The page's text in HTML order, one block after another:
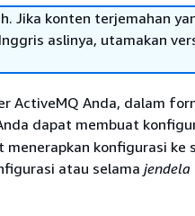
Jika konten terjemahan
aslinya, utamakan
ActiveMQ Anda, dalam
dapat membuat
menerapkan konfigurasi ke
atau selama jendela